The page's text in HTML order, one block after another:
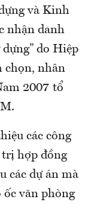
và Kinh
nhận danh
do Hiệp
chọn, nhân
2007 tổ
các công
hợp đồng
các dự án mà
văn phòng